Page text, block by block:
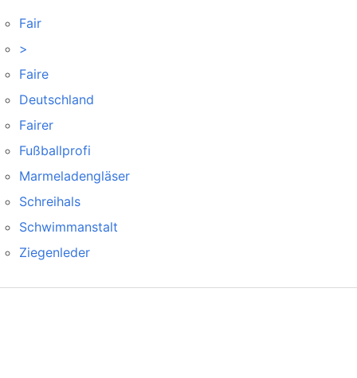
Fair
>
Faire
Deutschland
Fairer
Fußballprofi
Marmeladengläser
Schreihals
Schwimmanstalt
Ziegenleder